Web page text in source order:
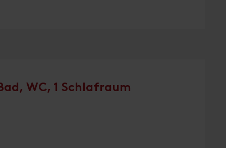
WC, 1 Schlafraum